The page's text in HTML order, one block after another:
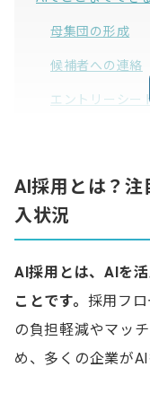
母集団の形成
候補者への連絡
エントリーシー
企業がAI採用を
1.採用担当者の
2.コスト削減に
3.客観的な基準
AI採用とは？注
入状況
AI採用とは、AIを
ことです。 採用フ
の負担軽減やマッ
め、多くの企業が